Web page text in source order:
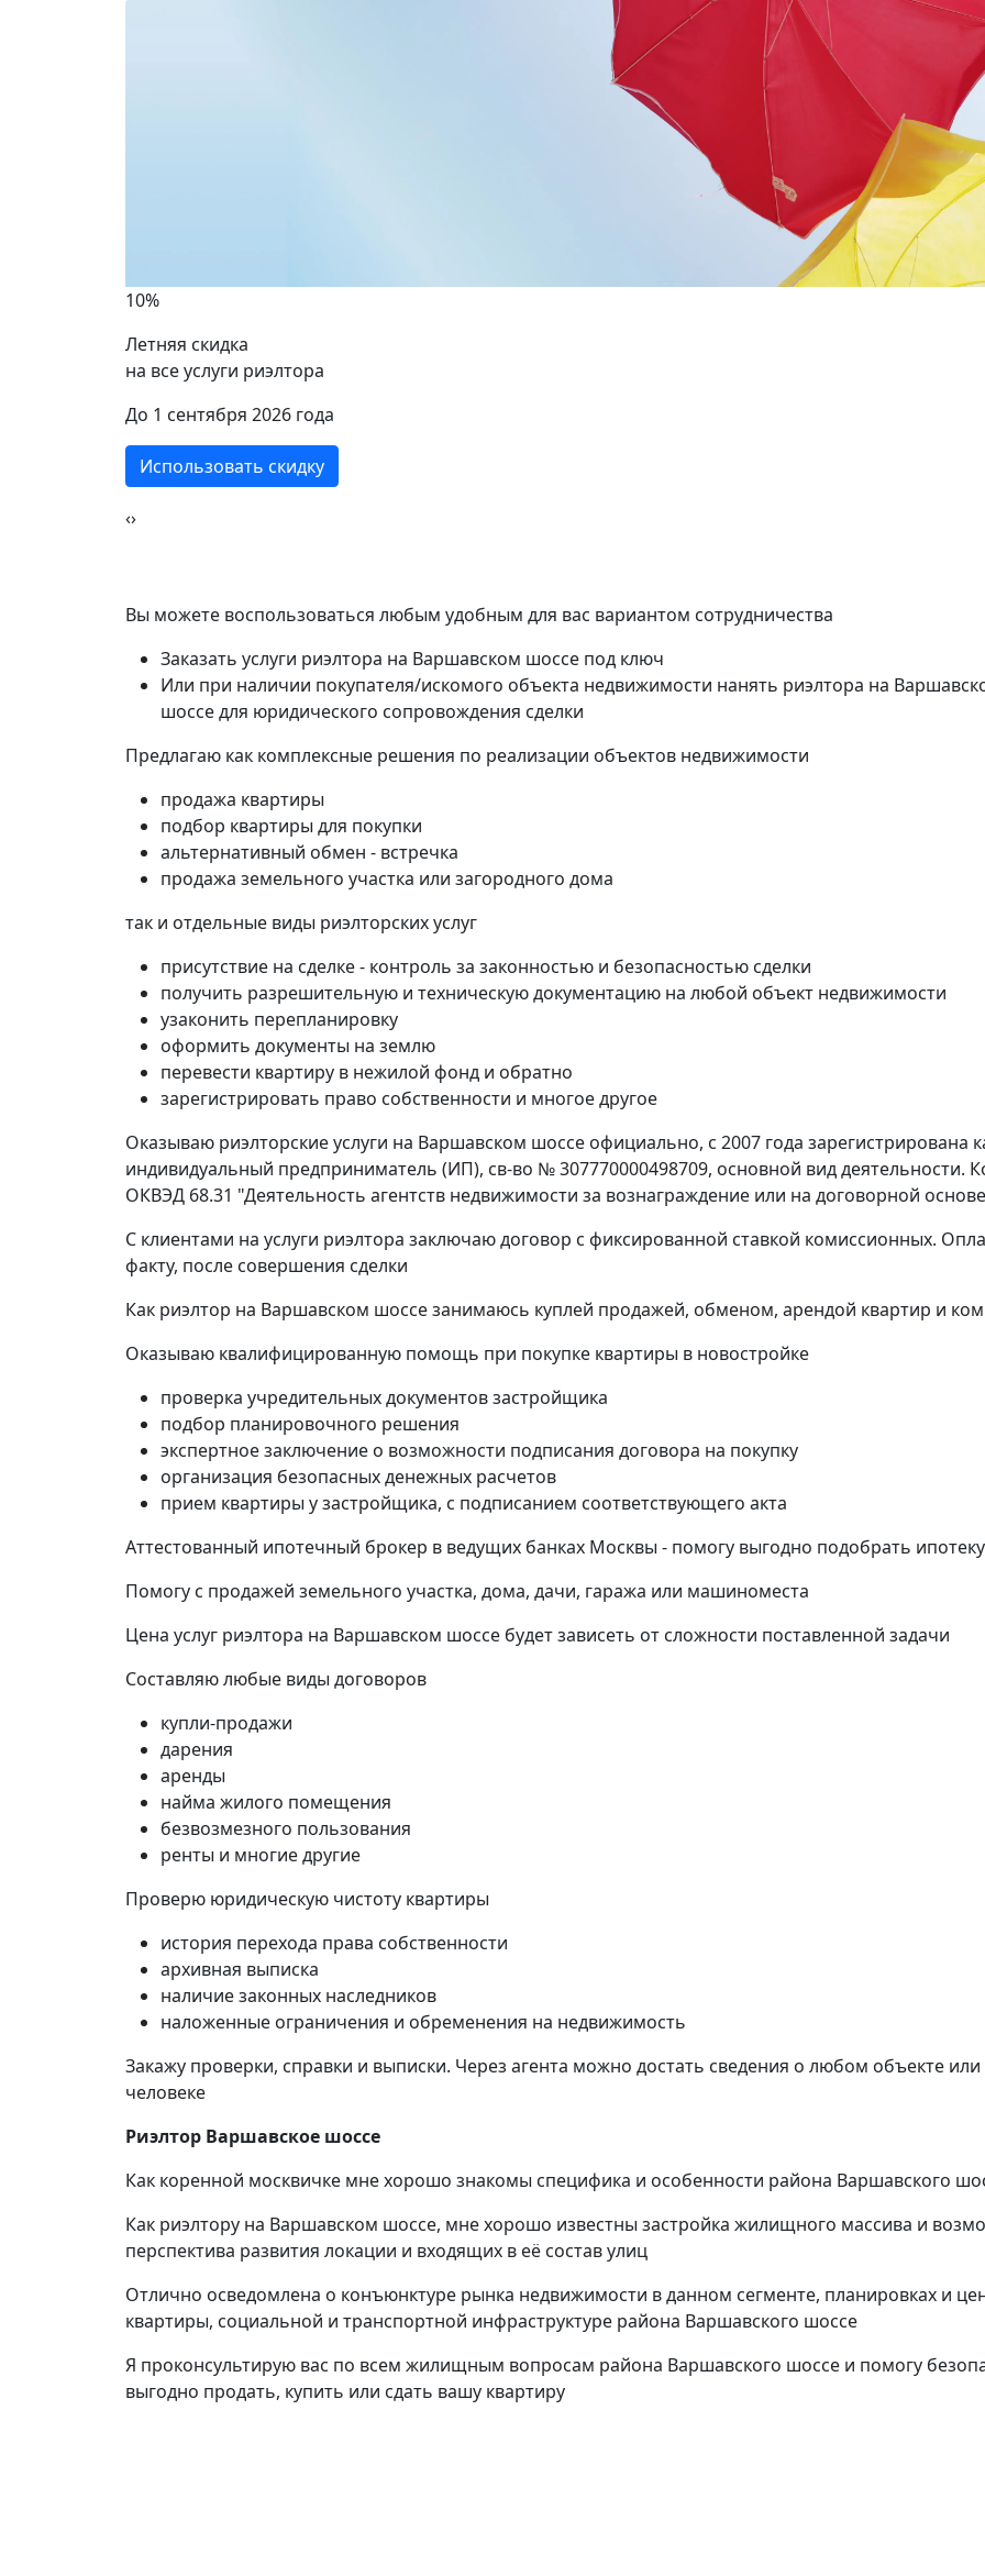
10%
Летняя скидка
на все услуги риэлтора
До 1 сентября 2026 года
Использовать скидку
‹›
Вы можете воспользоваться любым удобным для вас вариантом сотрудничества
Заказать услуги риэлтора на Варшавском шоссе под ключ
Или при наличии покупателя/искомого объекта недвижимости нанять риэлтора на
шоссе для юридического сопровождения сделки
Предлагаю как комплексные решения по реализации объектов недвижимости
продажа квартиры
подбор квартиры для покупки
альтернативный обмен - встречка
продажа земельного участка или загородного дома
так и отдельные виды риэлторских услуг
присутствие на сделке - контроль за законностью и безопасностью сделки
получить разрешительную и техническую документацию на любой объект недвижимости
узаконить перепланировку
оформить документы на землю
перевести квартиру в нежилой фонд и обратно
зарегистрировать право собственности и многое другое
Оказываю риэлторские услуги на Варшавском шоссе официально, с 2007 года зарегистрирована
индивидуальный предприниматель (ИП), св-во № 307770000498709, основной вид деятельности.
ОКВЭД 68.31 "Деятельность агентств недвижимости за вознаграждение или на договорной
С клиентами на услуги риэлтора заключаю договор с фиксированной ставкой комиссионных.
факту, после совершения сделки
Как риэлтор на Варшавском шоссе занимаюсь куплей продажей, обменом, арендой квартир и
Оказываю квалифицированную помощь при покупке квартиры в новостройке
проверка учредительных документов застройщика
подбор планировочного решения
экспертное заключение о возможности подписания договора на покупку
организация безопасных денежных расчетов
прием квартиры у застройщика, с подписанием соответствующего акта
Аттестованный ипотечный брокер в ведущих банках Москвы - помогу выгодно подобрать ипотеку
Помогу с продажей земельного участка, дома, дачи, гаража или машиноместа
Цена услуг риэлтора на Варшавском шоссе будет зависеть от сложности поставленной задачи
Составляю любые виды договоров
купли-продажи
дарения
аренды
найма жилого помещения
безвозмезного пользования
ренты и многие другие
Проверю юридическую чистоту квартиры
история перехода права собственности
архивная выписка
наличие законных наследников
наложенные ограничения и обременения на недвижимость
Закажу проверки, справки и выписки. Через агента можно достать сведения о любом объекте или
человеке
Риэлтор Варшавское шоссе
Как коренной москвичке мне хорошо знакомы специфика и особенности района Варшавского
Как риэлтору на Варшавском шоссе, мне хорошо известны застройка жилищного массива и
перспектива развития локации и входящих в её состав улиц
Отлично осведомлена о конъюнктуре рынка недвижимости в данном сегменте, планировках и
квартиры, социальной и транспортной инфраструктуре района Варшавского шоссе
Я проконсультирую вас по всем жилищным вопросам района Варшавского шоссе и помогу
выгодно продать, купить или сдать вашу квартиру
42 кв.м.
Новослободская
2 комнат